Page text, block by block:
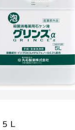
Ｌ